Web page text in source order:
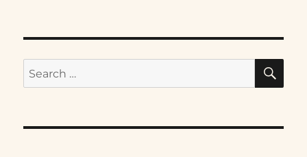
Search
for: